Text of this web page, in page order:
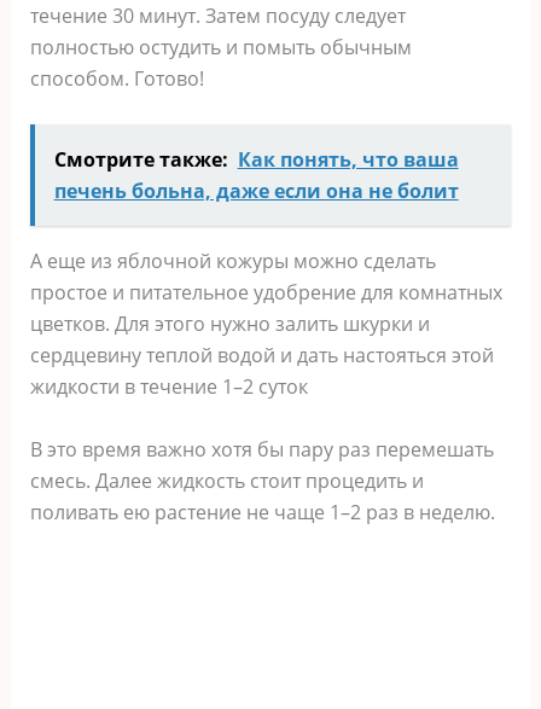
течение 30 минут. Затем посуду следует
полностью остудить и помыть обычным
способом. Готово!
Смотрите также: Как понять, что ваша
печень больна, даже если она не болит
А еще из яблочной кожуры можно сделать
простое и питательное удобрение для комнатных
цветков. Для этого нужно залить шкурки и
сердцевину теплой водой и дать настояться этой
жидкости в течение 1–2 суток
В это время важно хотя бы пару раз перемешать
смесь. Далее жидкость стоит процедить и
поливать ею растение не чаще 1–2 раз в неделю.